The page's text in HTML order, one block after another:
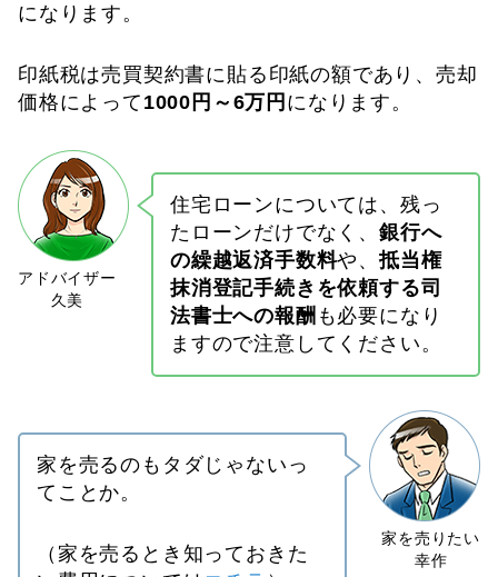
になります。
印紙税は売買契約書に貼る印紙の額であり、売却
価格によって 1000円～6万円 になります。
住宅ローンについては、残っ
たローンだけでなく、銀行へ
の繰越返済手数料や、抵当権
抹消登記手続きを依頼する司
法書士への報酬 も必要になり
ますので注意してください。
家を売るのもタダじゃないっ
てことか。
（家を売るとき知っておきた